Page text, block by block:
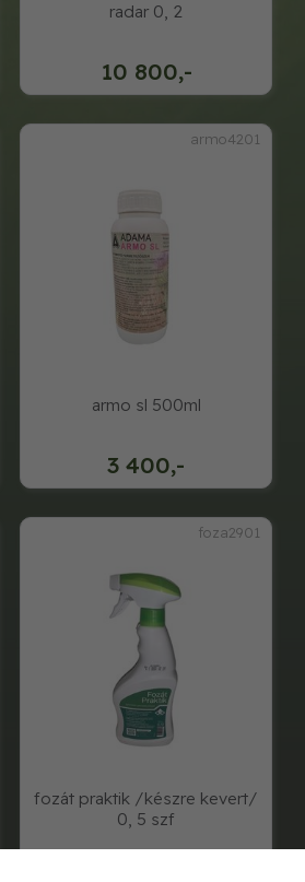
10 800,-
radar 0, 2
armo4201
3 400,-
armo sl 500ml
foza2901
1 960,-
fozát praktik /készre kevert/
0, 5 szf